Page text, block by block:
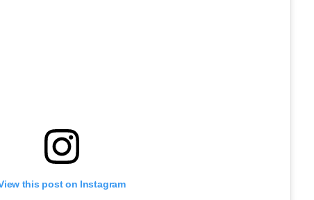
this post on Instagram